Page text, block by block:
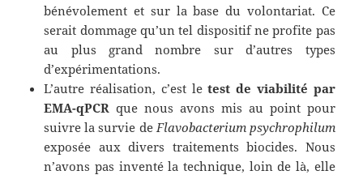
bénévolement et sur la base du volontariat. Ce
serait dommage qu’un tel dispositif ne profite pas
au plus grand nombre sur d’autres types
d’expérimentations.
L’autre réalisation, c’est letest de viabilité par
EMA-qPCR que nous avons mis au point pour
suivre la survie de Flavobacterium psychrophilum
exposée aux divers traitements biocides. Nous
n’avons pas inventé la technique, loin de là, elle